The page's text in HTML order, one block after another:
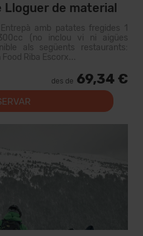
Lloguer de material
amb patates fregides 1
(no inclou vi ni aigües
als següents restaurants:
Riba Escorx...
des de 69,34 €